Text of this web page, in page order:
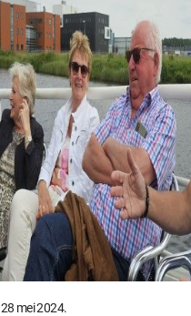
28 mei 2024.